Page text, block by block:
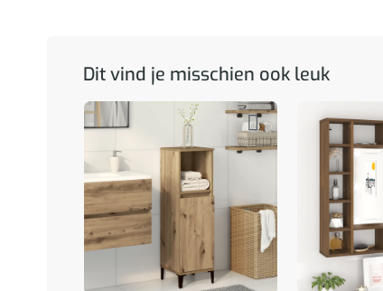
Dit vind je misschien ook leuk